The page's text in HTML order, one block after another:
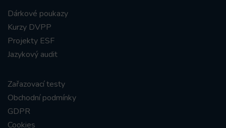
Dárkové poukazy
Kurzy DVPP
Projekty ESF
Jazykový audit
Zařazovací testy
Obchodní podmínky
GDPR
Cookies